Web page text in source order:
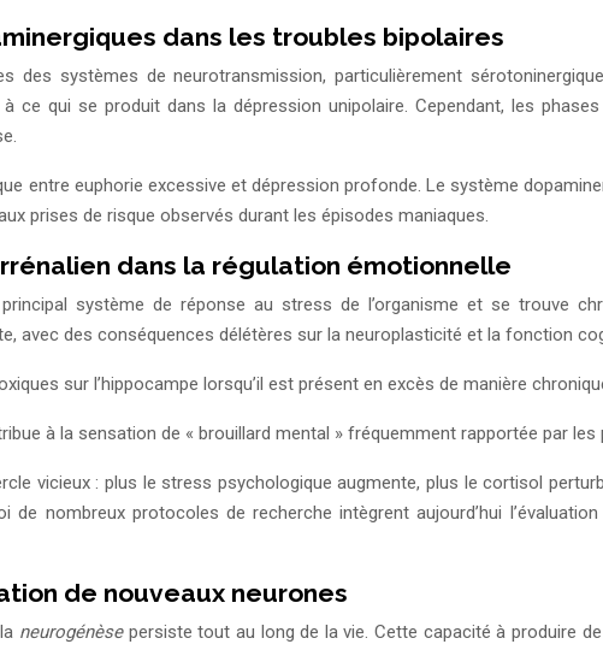
dans les troubles bipolaires
des systèmes de neurotransmission, particulièrement
ce qui se produit dans la dépression unipolaire. Cependant, les
entre euphorie excessive et dépression profonde. Le système
prises de risque observés durant les épisodes maniaques.
dans la régulation émotionnelle
système de réponse au stress de l’organisme et se trouve
avec des conséquences délétères sur la neuroplasticité et la fonction
sur l’hippocampe lorsqu’il est présent en excès de manière
à la sensation de « brouillard mental » fréquemment rapportée par
vicieux : plus le stress psychologique augmente, plus le cortisol
nombreux protocoles de recherche intègrent aujourd’hui
de nouveaux neurones
neurogénèsepersiste tout au long de la vie. Cette capacité à produire